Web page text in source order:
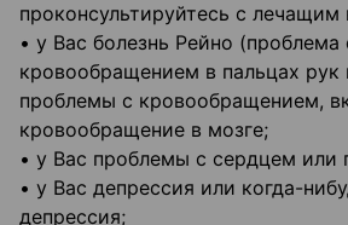
проконсультируйтесь с лечащим
• у Вас болезнь Рейно (проблема
кровообращением в пальцах рук
проблемы с кровообращением,
кровообращение в мозге;
• у Вас проблемы с сердцем или
• у Вас депрессия или когда-
депрессия;